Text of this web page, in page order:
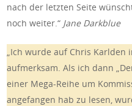
nach der letzten Seite
noch weiter.“ Jane Darkblue
„Ich wurde auf Chris
aufmerksam. Als ich dann
einer Mega-Reihe um
angefangen hab zu lesen,